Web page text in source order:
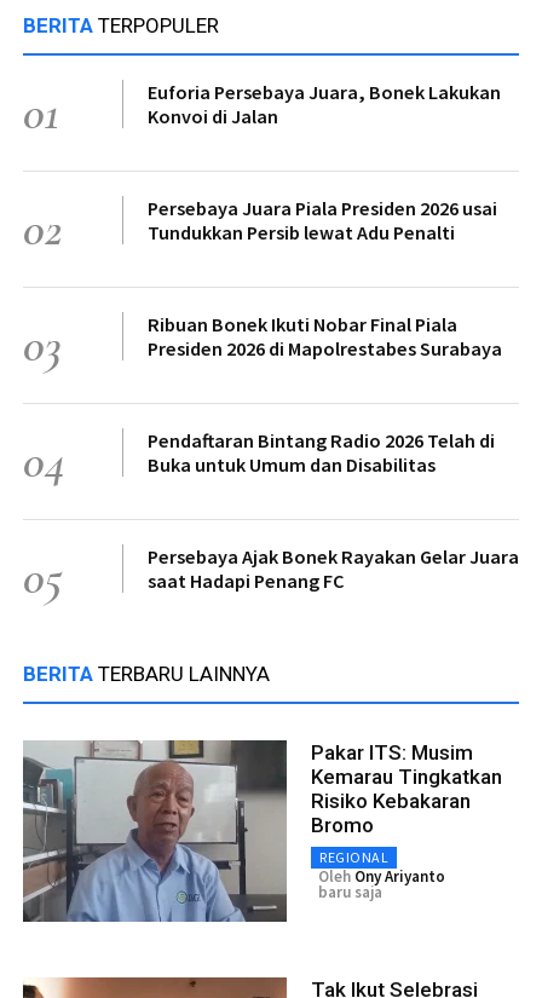
BERITA TERPOPULER
01
Euforia Persebaya Juara, Bonek Lakukan
Konvoi di Jalan
02
Persebaya Juara Piala Presiden 2026 usai
Tundukkan Persib lewat Adu Penalti
03
Ribuan Bonek Ikuti Nobar Final Piala
Presiden 2026 di Mapolrestabes Surabaya
04
Pendaftaran Bintang Radio 2026 Telah di
Buka untuk Umum dan Disabilitas
05
Persebaya Ajak Bonek Rayakan Gelar Juara
saat Hadapi Penang FC
BERITA TERBARU LAINNYA
Pakar ITS: Musim
Kemarau Tingkatkan
Risiko Kebakaran
Bromo
REGIONAL
Oleh Ony Ariyanto
baru saja
Tak Ikut Selebrasi